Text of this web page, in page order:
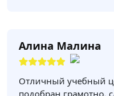
Алина Малина
Отличный учебный